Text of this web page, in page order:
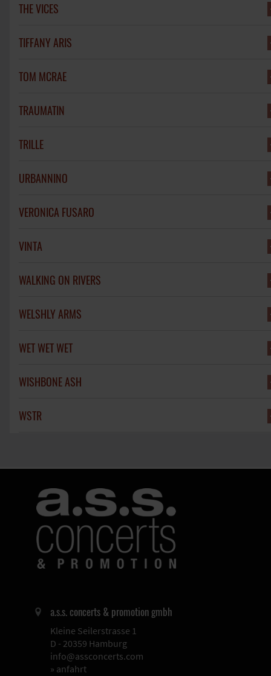
THE VICES
TIFFANY ARIS
TOM MCRAE
TRAUMATIN
TRILLE
URBANNINO
VERONICA FUSARO
VINTA
WALKING ON RIVERS
WELSHLY ARMS
WET WET WET
WISHBONE ASH
WSTR
a.s.s. concerts & promotion gmbh
Kleine Seilerstrasse 1
D - 20359 Hamburg
info@assconcerts.com
» anfahrt